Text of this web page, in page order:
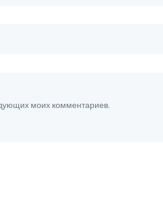
моих комментариев.